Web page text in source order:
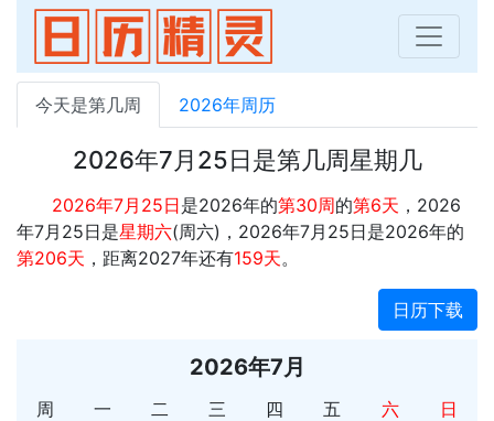
今天是第几周 2026年周历
2026年7月25日是第几周星期几
2026年7月25日是2026年的第30周的第6天 ，2026
年7月25日是星期六(周六)，2026年7月25日是2026年的
第206天 ，距离2027年还有159天。
日历下载
2026年7月
周 一 二 三 四 五 六 日